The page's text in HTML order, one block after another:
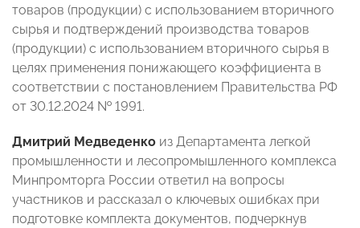
товаров (продукции) с использованием вторичного
сырья и подтверждений производства товаров
(продукции) с использованием вторичного сырья в
целях применения понижающего коэффициента в
соответствии с постановлением Правительства РФ
от 30.12.2024 № 1991.
Дмитрий Медведенко из Департамента легкой
промышленности и лесопромышленного комплекса
Минпромторга России ответил на вопросы
участников и рассказал о ключевых ошибках при
подготовке комплекта документов, подчеркнув